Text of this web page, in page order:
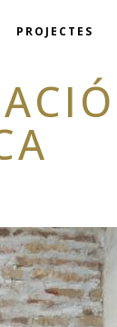
PROJECTES